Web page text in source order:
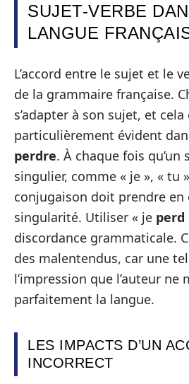
SUJET-VERBE
LANGUE
L’accord entre le sujet et le
de la grammaire française.
s’adapter à son sujet, et cela
particulièrement évident
perdre. À chaque fois qu’un
singulier, comme « je », « tu
conjugaison doit prendre
singularité. Utiliser « je perd
discordance grammaticale.
des malentendus, car une
l’impression que l’auteur ne
parfaitement la langue.
LES IMPACTS D’UN
INCORRECT